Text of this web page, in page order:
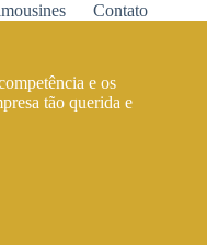
Contato
e os
tão querida e